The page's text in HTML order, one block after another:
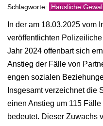
Häusliche
In der am 18.03.2025 vom
veröffentlichten
Jahr 2024 offenbart sich
Anstieg der Fälle von
engen sozialen
Insgesamt verzeichnet die
einen Anstieg um 115
bedeutet. Dieser Zuwachs